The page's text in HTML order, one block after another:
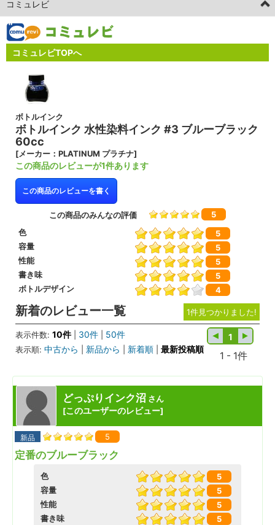
コミュレビ
コミュレビTOPへ
ボトルインク
ボトルインク 水性染料インク #3 ブルーブラック
60cc
[メーカー：PLATINUM プラチナ]
この商品のレビューが1件あります
この商品のレビューを書く
この商品のみんなの評価
5
色
5
容量
5
性能
5
書き味
5
ボトルデザイン
4
新着のレビュー一覧 1件見つかりました!
表示件数: 10件| 30件 50件
表示順: 中古から 新品から 新着順 最新投稿順
1
1 - 1件
どっぷりインク沼 さん
[このユーザーのレビュー]
新品 5
定番のブルーブラック
色
5
容量
5
性能
5
書き味
5